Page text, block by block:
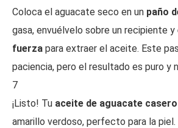
Coloca el aguacate seco en un paño
gasa, envuélvelo sobre un recipiente y
fuerza para extraer el aceite. Este
paciencia, pero el resultado es puro y
7
¡Listo! Tu aceite de aguacate casero
amarillo verdoso, perfecto para la piel.